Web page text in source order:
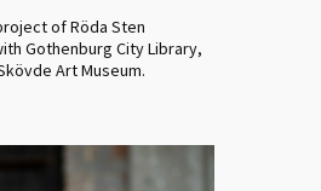
of Röda Sten
Gothenburg City Library,
Art Museum.